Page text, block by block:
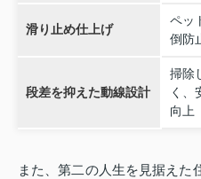
滑り止め仕上げ
ペッ
倒防
段差を抑えた動線設計
掃除
く、
向上
また、第二の人生を見据えた